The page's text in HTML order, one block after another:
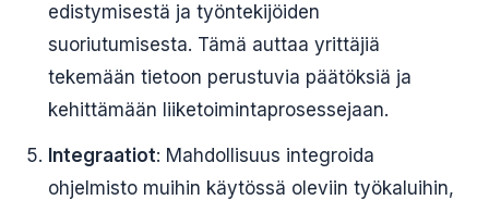
edistymisestä ja työntekijöiden
suoriutumisesta. Tämä auttaa yrittäjiä
tekemään tietoon perustuvia päätöksiä ja
kehittämään liiketoimintaprosessejaan.
Integraatiot: Mahdollisuus integroida
ohjelmisto muihin käytössä oleviin työkaluihin,